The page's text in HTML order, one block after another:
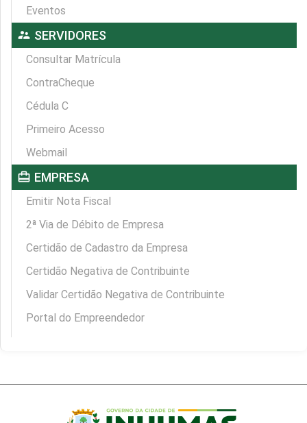
Eventos
supervisor_account SERVIDORES
Consultar Matrícula
ContraCheque
Cédula C
Primeiro Acesso
Webmail
card_travel EMPRESA
Emitir Nota Fiscal
2ª Via de Débito de Empresa
Certidão de Cadastro da Empresa
Certidão Negativa de Contribuinte
Validar Certidão Negativa de Contribuinte
Portal do Empreendedor